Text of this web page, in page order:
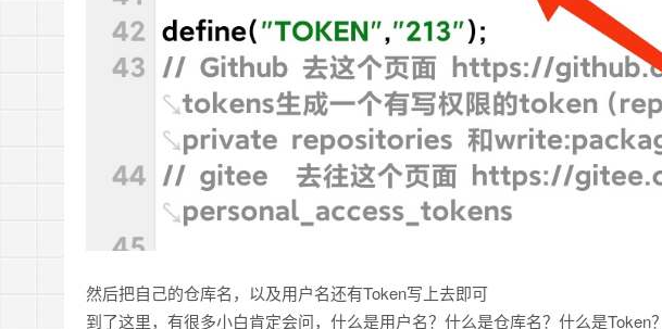
然后把自己的仓库名，以及用户名还有Token写上去即可
到了这里，有很多小白肯定会问，什么是用户名？什么是仓库名？什么是Token？